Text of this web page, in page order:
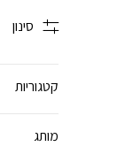
סינון
קטגוריות
מותג